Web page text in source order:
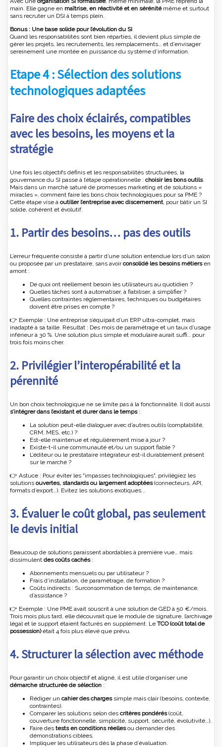
main. Elle gagne en maîtrise, en réactivité et en sérénitémême et surtout
sans recruter un DSI à temps plein.
Bonus : Une base solide pour l’évolution du SI
Quand les responsabilités sont bien réparties, il devient plus simple de
gérer les projets, les recrutements, les remplacements… et d’envisager
sereinement une montée en puissance du système d’information.
Etape 4 : Sélection des solutions
technologiques adaptées
Faire des choix éclairés, compatibles
avec les besoins, les moyens et la
stratégie
Une fois les objectifs définis et les responsabilités structurées, la
gouvernance du SI passe à l’étape opérationnelle : choisir les bons outils.
Mais dans un marché saturé de promesses marketing et de solutions «
miracles », comment faire les bons choix technologiques pour sa PME ?
Cette étape vise à outiller l’entreprise avec discernement , pour bâtir un SI
solide, cohérent et évolutif.
1. Partir des besoins… pas des outils
L’erreur fréquente consiste à partir d’une solution entendue lors d’un salon
ou proposée par un prestataire, sans avoirconsolidé les besoins métiersen
amont :
De quoi ont réellement besoin les utilisateurs au quotidien ?
Quelles tâches sont à automatiser, à fiabiliser, à simplifier ?
Quelles contraintes réglementaires, techniques ou budgétaires
doivent être prises en compte ?
👉 Exemple : Une entreprise s’équipait d’un ERP ultra-complet, mais
inadapté à sa taille. Résultat : Des mois de paramétrage et un taux d’usage
inférieur à 30 %. Une solution plus simple et modulaire aurait suffi… pour
trois fois moins cher.
2. Privilégier l’interopérabilité et la
pérennité
Un bon choix technologique ne se limite pas à la fonctionnalité. Il doit aussi
s’intégrer dans l’existant et durer dans le temps:
La solution peut-elle dialoguer avec d’autres outils (comptabilité,
CRM, MES, etc.) ?
Est-elle maintenue et régulièrement mise à jour ?
Existe-t-il une communauté et/ou un support fiable ?
L’éditeur ou le prestataire intégrateur est-il durablement présent
sur le marché ?
👉 Astuce : Pour éviter les "impasses technologiques", privilégiez les
solutions ouvertes, standards ou largement adoptées(connecteurs, API,
formats d’export…). Evitez les solutions exotiques...
3. Évaluer le coût global, pas seulement
le devis initial
Beaucoup de solutions paraissent abordables à première vue… mais
dissimulent des coûts cachés:
Abonnements mensuels ou par utilisateur ?
Frais d’installation, de paramétrage, de formation ?
Coûts indirects : Surconsommation de temps, de maintenance,
d’assistance ?
👉 Exemple : Une PME avait souscrit à une solution de GED à 50 €/mois.
Trois mois plus tard, elle découvrait que le module de signature, l’archivage
légal et le support étaient facturés en supplément. Le TCO (coût total de
possession)était 4 fois plus élevé que prévu.
4. Structurer la sélection avec méthode
Pour garantir un choix objectif et aligné, il est utile d’organiser une
démarche structurée de sélection :
Rédiger un cahier des chargessimple mais clair (besoins, contexte,
contraintes).
Comparer les solutions selon des critères pondérés(coût,
couverture fonctionnelle, simplicité, support, sécurité, évolutivité…).
Faire des tests en conditions réellesou demander des
démonstrations ciblées.
Impliquer les utilisateurs dès la phase d’évaluation.